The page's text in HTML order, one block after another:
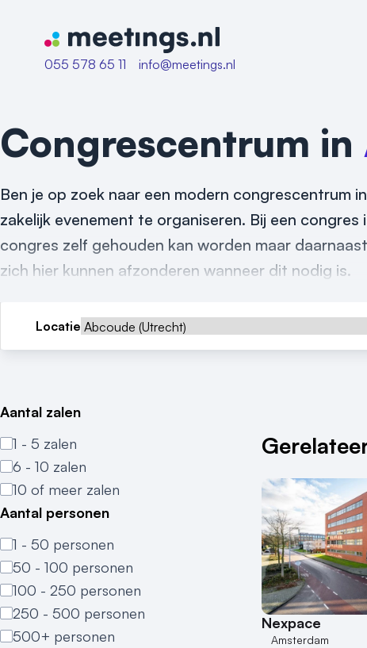
Naar home van Meetings
055 578 65 11
info@meetings.nl
Congrescentrum in
Ben je op zoek naar een modern congrescentrum
zakelijk evenement te organiseren. Bij een
congres zelf gehouden kan worden maar
zich hier kunnen afzonderen wanneer dit nodig is.
Locatie
Aantal zalen
1 - 5 zalen
6 - 10 zalen
10 of meer zalen
Aantal personen
1 - 50 personen
50 - 100 personen
100 - 250 personen
250 - 500 personen
500+ personen
Nexpace
Amsterdam